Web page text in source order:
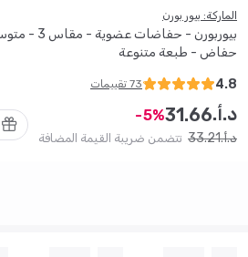
الماركة: بيور بورن
حفاض - طبعة متنوعة
4.8
73 تقييمات
د.أ. 31.66
5
د.أ. 33.21 تتضمن ضريبة القيمة المضافة